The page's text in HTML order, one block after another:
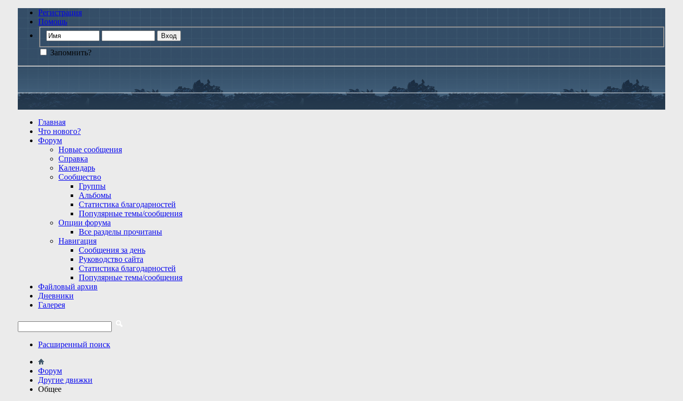
Регистрация
Помощь
Запомнить?
Главная
Что нового?
Форум
Новые сообщения
Справка
Календарь
Сообщество
Группы
Альбомы
Статистика благодарностей
Популярные темы/сообщения
Опции форума
Все разделы прочитаны
Навигация
Сообщения за день
Руководство сайта
Статистика благодарностей
Популярные темы/сообщения
Файловый архив
Дневники
Галерея
Расширенный поиск
Форум
Другие движки
Общее